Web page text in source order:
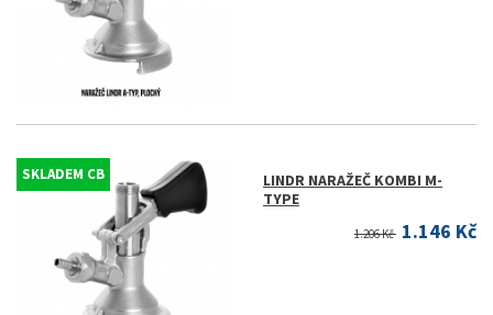
SKLADEM CB
LINDR NARAŽEČ KOMBI M-
TYPE
1.206 Kč 1.146 Kč